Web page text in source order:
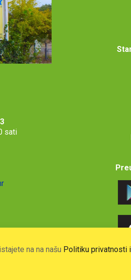
sati
na na našu Politiku privatnosti i